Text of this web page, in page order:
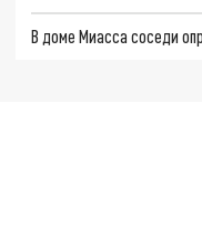
В доме Миасса соседи